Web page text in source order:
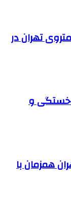
با متروی تهران در
خستگی و
همزمان با